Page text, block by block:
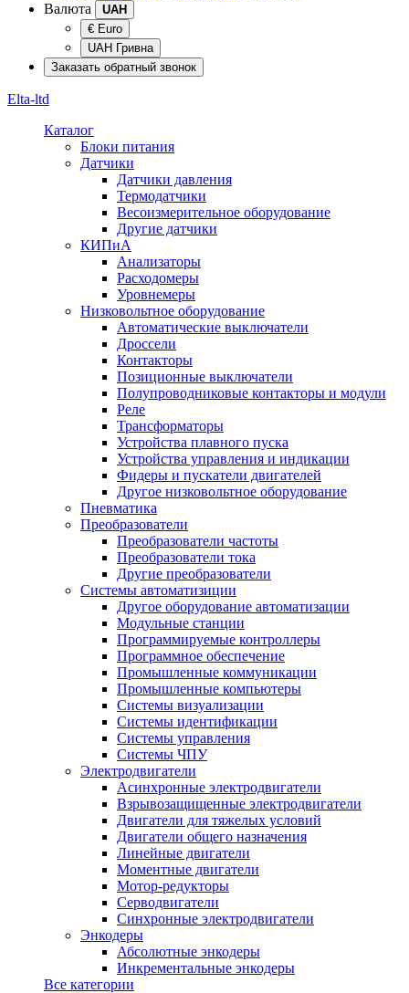
Валюта
UAH
€ Euro
UAH Гривна
Заказать обратный звонок
Elta-ltd
Каталог
Блоки питания
Датчики
Датчики давления
Термодатчики
Весоизмерительное оборудование
Другие датчики
КИПиА
Анализаторы
Расходомеры
Уровнемеры
Низковольтное оборудование
Автоматические выключатели
Дроссели
Контакторы
Позиционные выключатели
Полупроводниковые контакторы и модули
Реле
Трансформаторы
Устройства плавного пуска
Устройства управления и индикации
Фидеры и пускатели двигателей
Другое низковольтное оборудование
Пневматика
Преобразователи
Преобразователи частоты
Преобразователи тока
Другие преобразователи
Системы автоматизиции
Другое оборудование автоматизации
Модульные станции
Программируемые контроллеры
Программное обеспечение
Промышленные коммуникации
Промышленные компьютеры
Системы визуализации
Системы идентификации
Системы управления
Системы ЧПУ
Электродвигатели
Асинхронные электродвигатели
Взрывозащищенные электродвигатели
Двигатели для тяжелых условий
Двигатели общего назначения
Линейные двигатели
Моментные двигатели
Мотор-редукторы
Серводвигатели
Синхронные электродвигатели
Энкодеры
Абсолютные энкодеры
Инкрементальные энкодеры
Все категории